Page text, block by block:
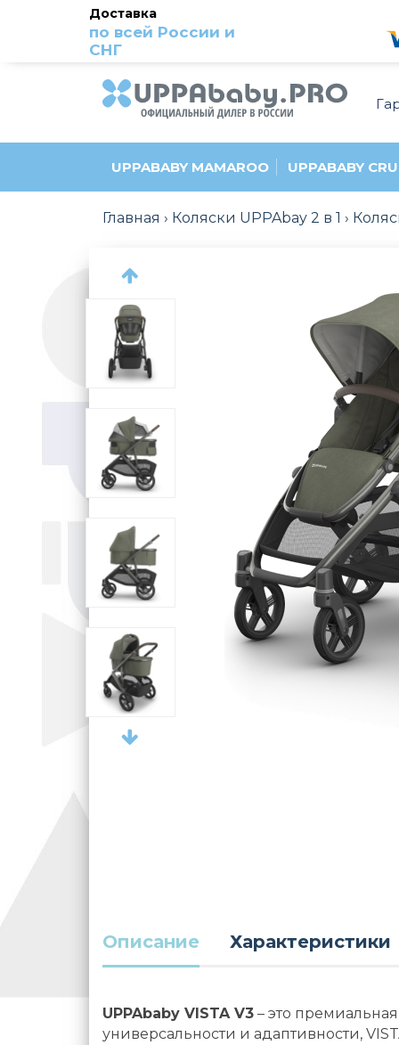
Доставка
по всей России и
СНГ
UPPABABY MAMAROO UPPABABY
Главная Коляски UPPAbay 2 в 1
Описание Характеристики
UPPAbaby VISTA V3 – это
универсальности и адаптивности,